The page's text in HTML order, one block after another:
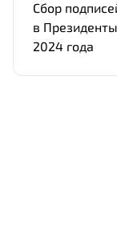
Сбор
в
2024 года